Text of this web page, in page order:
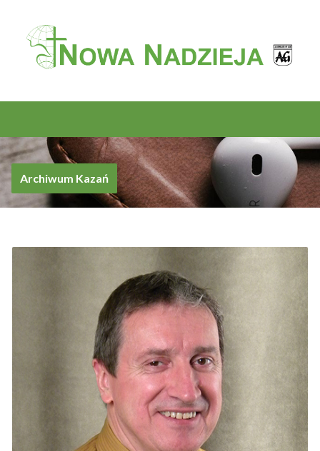
Archiwum Kazań